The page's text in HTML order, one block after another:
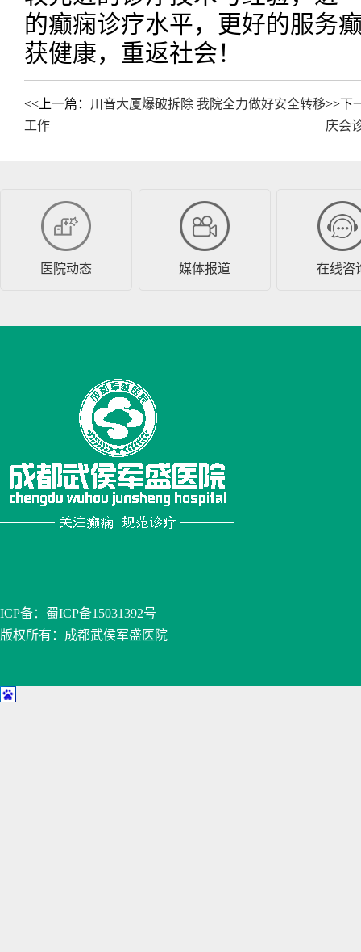
的癫痫诊疗水平，更好的服务
获健康，重返社会！
<<上一篇： 川音大厦爆破拆除 我院全力做好安全转移
工作
>>下
庆会
医院动态 媒体报道 在线咨
ICP备： 蜀ICP备15031392号
版权所有：成都武侯军盛医院